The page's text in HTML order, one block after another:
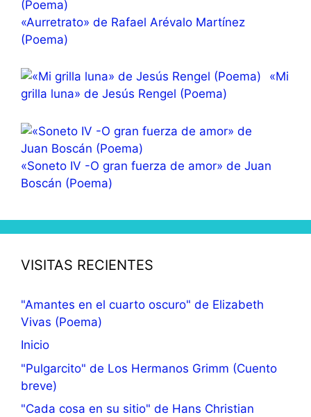
«Aurretrato» de Rafael Arévalo Martínez
(Poema)
«Mi
grilla luna» de Jesús Rengel (Poema)
«Soneto IV -O gran fuerza de amor» de Juan
Boscán (Poema)
VISITAS RECIENTES
"Amantes en el cuarto oscuro" de Elizabeth
Vivas (Poema)
Inicio
"Pulgarcito" de Los Hermanos Grimm (Cuento
breve)
"Cada cosa en su sitio" de Hans Christian